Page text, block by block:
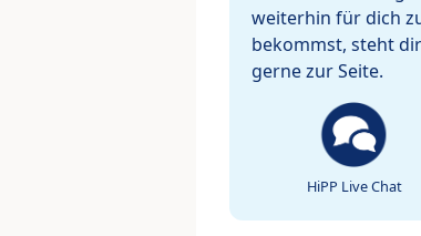
weiterhin für dich
bekommst, steht
gerne zur Seite.
HiPP Live Chat